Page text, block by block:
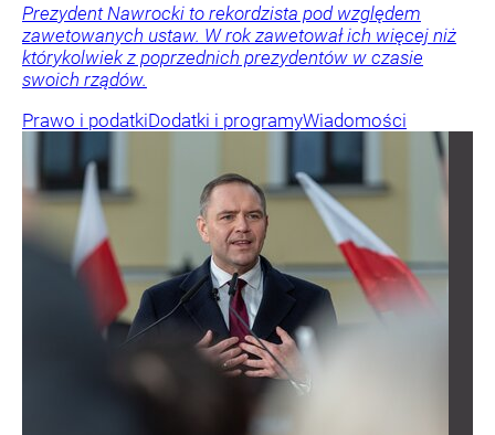
Prezydent Nawrocki to rekordzista pod względem
zawetowanych ustaw. W rok zawetował ich więcej niż
którykolwiek z poprzednich prezydentów w czasie
swoich rządów.
Prawo i podatkiDodatki i programyWiadomości